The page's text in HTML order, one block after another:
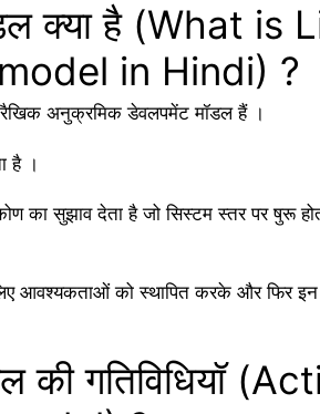
क्या है (What is
in Hindi) ?
अनुक्रमिक डेवलपमेंट मॉडल हैं ।
है ।
का सुझाव देता है जो सिस्टम स्तर पर षुरू
लिए आवश्यकताओं को स्थापित करके और
की गतिविधियॉ